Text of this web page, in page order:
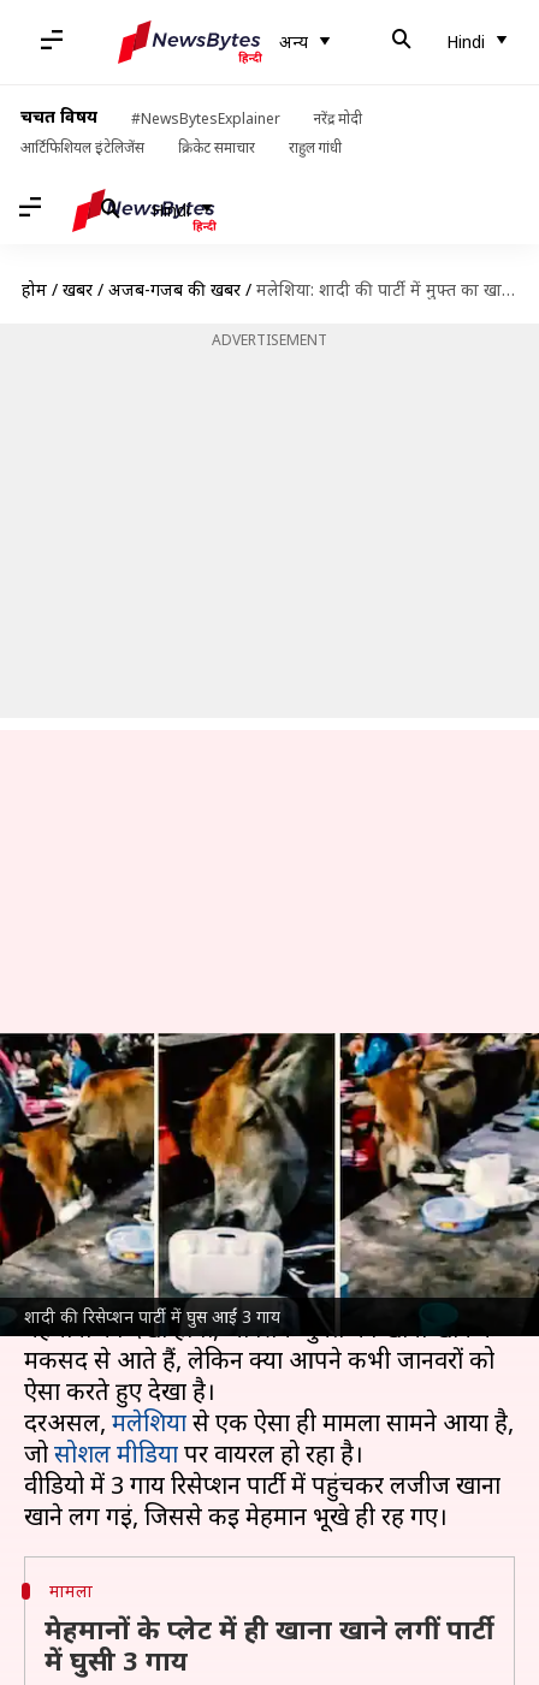
अन्य Hindi
चर्चित विषय #NewsBytesExplainer
नरेंद्र मोदी
आर्टिफिशियल इंटेलिजेंस
क्रिकेट समाचार राहुल गांधी
Hindi
होम / खबरें / अजब-गजब की खबरें / मलेशिया: शादी की पार्टी में मुफ्त का खाना खाने पहुंचे बिन बुलाए मेहमान, मचा दी तबाही
ADVERTISEMENT
शादी की रिसेप्शन पार्टी में घुस आईं 3 गाय
मलेशिया: शादी की पार्टी में मुफ्त का
खाना खाने पहुंचे बिन बुलाए मेहमान,
मचा दी तबाही
लेखन गौसिया Jul 02, 2023 10:52 am
क्या है खबर?
अभी तक आपने कई शादी की पार्टियों में ऐसे बिन बुलाए
मेहमानों को देखा होगा, जो सिर्फ मुफ्त का खाना खाने के
मकसद से आते हैं, लेकिन क्या आपने कभी जानवरों को
ऐसा करते हुए देखा है।
दरअसल, मलेशियासे एक ऐसा ही मामला सामने आया है,
जोसोशल मीडियापर वायरल हो रहा है।
वीडियो में 3 गाय रिसेप्शन पार्टी में पहुंचकर लजीज खाना
मामला
मेहमानों के प्लेट में ही खाना खाने लगीं पार्टी
में घुसी 3 गाय